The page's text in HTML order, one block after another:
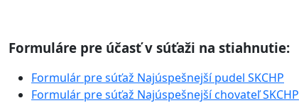
Formuláre pre účasť v súťaži na stiahnutie:
Formulár pre súťaž Najúspešnejší pudel SKCHP
Formulár pre súťaž Najúspešnejší chovateľ SKCHP